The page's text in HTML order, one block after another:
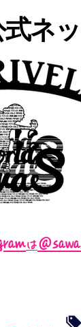
ネ
は＠